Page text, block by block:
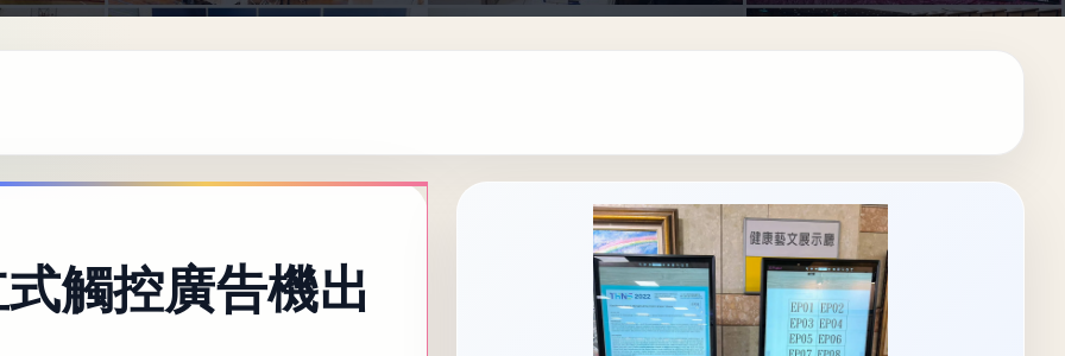
觸控廣告機出